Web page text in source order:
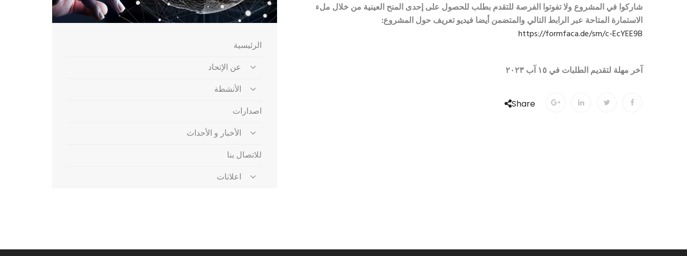
الرئيسية
عن الإتحاد
الأنشطة
اصدارات
الأخبار و الأحداث
للاتصال بنا
اعلانات
شاركوا في المشروع ولا تفوتوا الفرصة للتقدم بطلب للحصول على إحدى المنح العينية من خلال ملء
الاستمارة المتاحة عبر الرابط التالي والمتضمن أيضا فيديو تعريف حول المشروع:
https://formfaca.de/sm/c-EcYEE9B
آخر مهلة لتقديم الطلبات في ١٥ آب ٢٠٢٣
Share